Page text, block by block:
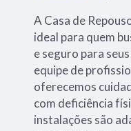
A Casa de
ideal para quem
e seguro para
equipe de
oferecemos
com deficiência
instalações são